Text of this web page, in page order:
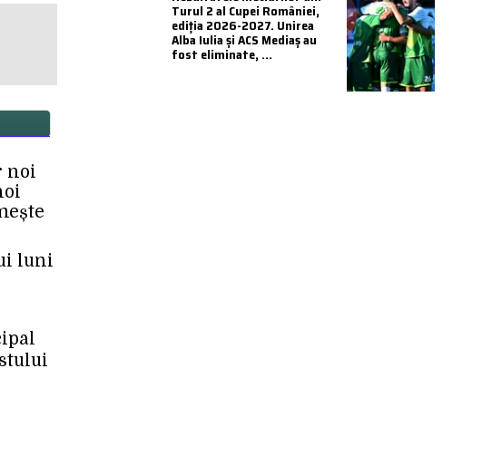
noi
luni
Turul 2 al Cupei României,
ediția 2026-2027. Unirea
Alba Iulia și ACS Mediaș au
fost eliminate, ...